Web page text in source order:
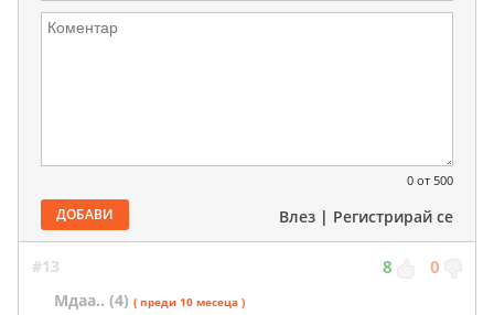
0 от 500
ДОБАВИ Влез | Регистрирай се
#13 8 0
Мдаа.. (4) ( преди 10 месеца )